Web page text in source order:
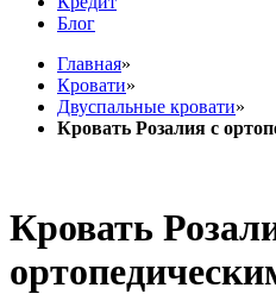
Блог
Главная»
Кровати»
Двуспальные кровати»
Кровать Розалия с
Кровать